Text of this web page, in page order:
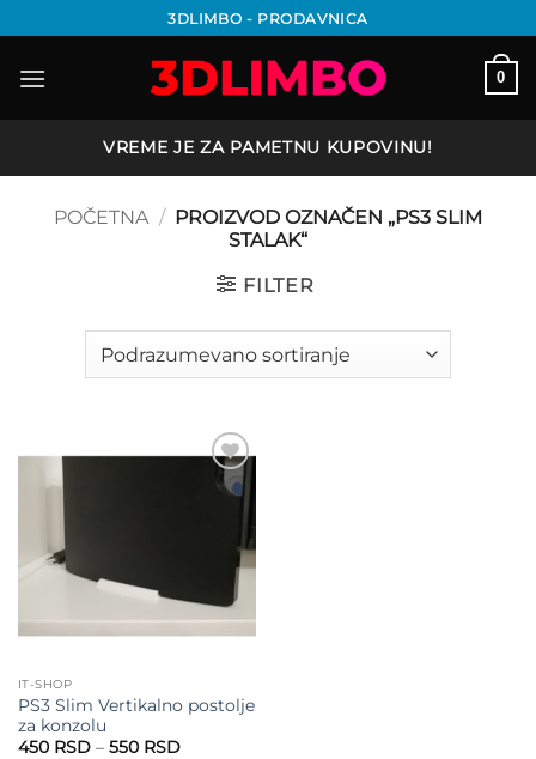
na
sadržaj
3DLIMBO - PRODAVNICA
0
VREME JE ZA PAMETNU KUPOVINU!
POČETNA / PROIZVOD OZNAČEN „PS3 SLIM
STALAK“
FILTER
Add to
IT-SHOP
PS3 Slim Vertikalno postolje
za konzolu
450 RSD – 550 RSDRaspon